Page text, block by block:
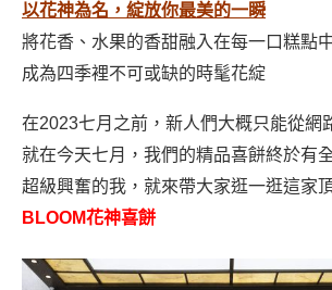
以花神為名，綻放你最美的一瞬
將花香、水果的香甜融入在每一口糕點
成為四季裡不可或缺的時髦花綻
在2023七月之前，新人們大概只能從網
就在今天七月，我們的精品喜餅終於有
超級興奮的我，就來帶大家逛一逛這家
BLOOM花神喜餅